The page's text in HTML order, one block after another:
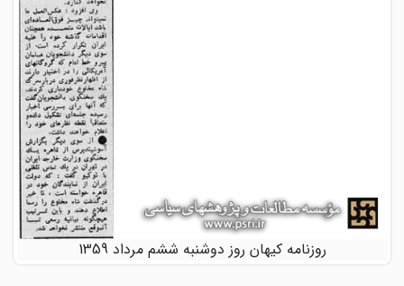
روزنامه کیهان روز دوشنبه ششم مرداد 1359